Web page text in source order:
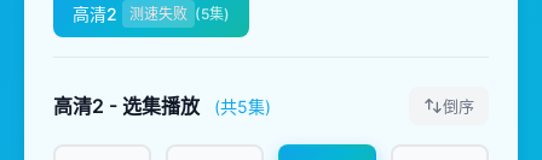
高清2 测速失败 (5集)
高清2 - 选集播放 (共5集) 倒序